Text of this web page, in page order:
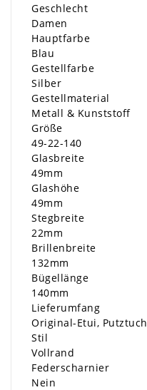
Geschlecht
Damen
Hauptfarbe
Blau
Gestellfarbe
Silber
Gestellmaterial
Metall & Kunststoff
Größe
49-22-140
Glasbreite
49mm
Glashöhe
49mm
Stegbreite
22mm
Brillenbreite
132mm
Bügellänge
140mm
Lieferumfang
Original-Etui, Putztuch
Stil
Vollrand
Federscharnier
Nein